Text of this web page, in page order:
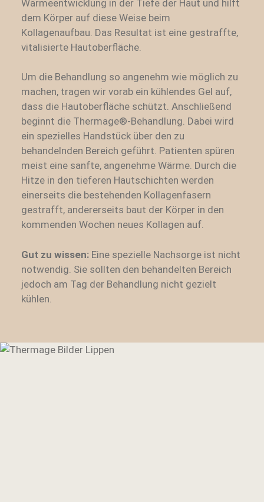
Wärmeentwicklung in der Tiefe der Haut und hilft
dem Körper auf diese Weise beim
Kollagenaufbau. Das Resultat ist eine gestraffte,
vitalisierte Hautoberfläche.
Um die Behandlung so angenehm wie möglich zu
machen, tragen wir vorab ein kühlendes Gel auf,
dass die Hautoberfläche schützt. Anschließend
beginnt die Thermage®-Behandlung. Dabei wird
ein spezielles Handstück über den zu
behandelnden Bereich geführt. Patienten spüren
meist eine sanfte, angenehme Wärme. Durch die
Hitze in den tieferen Hautschichten werden
einerseits die bestehenden Kollagenfasern
gestrafft, andererseits baut der Körper in den
kommenden Wochen neues Kollagen auf.
Gut zu wissen: Eine spezielle Nachsorge ist nicht
notwendig. Sie sollten den behandelten Bereich
jedoch am Tag der Behandlung nicht gezielt
kühlen.